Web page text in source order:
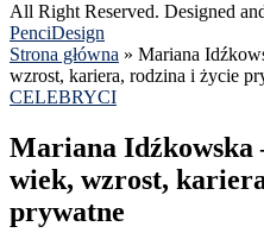
All Right Reserved. Designed
PenciDesign
Strona główna » Mariana
wzrost, kariera, rodzina i życie
CELEBRYCI
Mariana Idźkowska
wiek, wzrost,
prywatne